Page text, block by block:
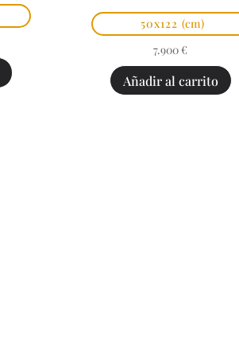
50x122 (cm)
7.900 €
Añadir al carrito